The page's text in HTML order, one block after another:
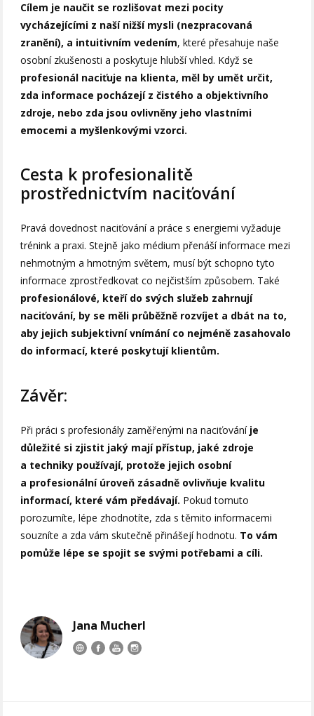
Cílem je naučit se rozlišovat mezi pocity
vycházejícími z naší nižší mysli (nezpracovaná
zranění), a intuitivním vedením, které přesahuje naše
osobní zkušenosti a poskytuje hlubší vhled. Když se
profesionál naciťuje na klienta, měl by umět určit,
zda informace pocházejí z čistého a objektivního
zdroje, nebo zda jsou ovlivněny jeho vlastními
emocemi a myšlenkovými vzorci.
Cesta k profesionalitě
prostřednictvím naciťování
Pravá dovednost naciťování a práce s energiemi vyžaduje
trénink a praxi. Stejně jako médium přenáší informace mezi
nehmotným a hmotným světem, musí být schopno tyto
informace zprostředkovat co nejčistším způsobem. Také
profesionálové, kteří do svých služeb zahrnují
naciťování, by se měli průběžně rozvíjet a dbát na to,
aby jejich subjektivní vnímání co nejméně zasahovalo
do informací, které poskytují klientům.
Závěr:
Při práci s profesionály zaměřenými na naciťování je
důležité si zjistit jaký mají přístup, jaké zdroje
a techniky používají, protože jejich osobní
a profesionální úroveň zásadně ovlivňuje kvalitu
informací, které vám předávají. Pokud tomuto
porozumíte, lépe zhodnotíte, zda s těmito informacemi
souzníte a zda vám skutečně přinášejí hodnotu. To vám
pomůže lépe se spojit se svými potřebami a cíli.
Jana Mucherl